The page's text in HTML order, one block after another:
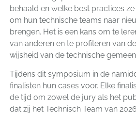
behaald en welke best practices
om hun technische teams naar
brengen. Het is een kans om te
van anderen en te profiteren van
wijsheid van de technische
Tijdens dit symposium in de
finalisten hun cases voor. Elke
de tijd om zowel de jury als het
dat zij het Technisch Team van